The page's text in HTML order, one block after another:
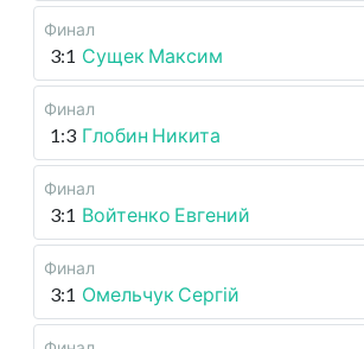
Финал
3:1 Сущек Максим
Финал
1:3 Глобин Никита
Финал
3:1 Войтенко Евгений
Финал
3:1 Омельчук Сергій